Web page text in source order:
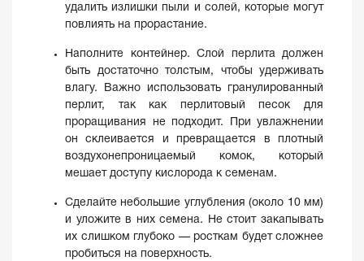
удалить излишки пыли и солей, которые могут
повлиять на прорастание.
Наполните контейнер. Слой перлита должен
быть достаточно толстым, чтобы удерживать
влагу. Важно использовать гранулированный
перлит, так как перлитовый песок для
проращивания не подходит. При увлажнении
он склеивается и превращается в плотный
воздухонепроницаемый комок, который
мешает доступу кислорода к семенам.
Сделайте небольшие углубления (около 10 мм)
и уложите в них семена. Не стоит закапывать
их слишком глубоко — росткам будет сложнее
пробиться на поверхность.